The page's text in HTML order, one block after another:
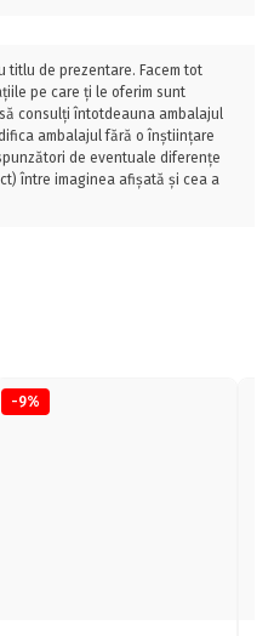
titlu de prezentare. Facem tot
pe care ți le oferim sunt
consulți întotdeauna ambalajul
ambalajul fără o înștiințare
de eventuale diferențe
între imaginea afișată și cea a
-9%